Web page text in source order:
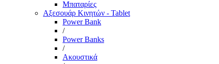
Μπαταρίες
Αξεσουάρ Κινητών - Tablet
Power Bank
/
Power Banks
/
Ακουστικά